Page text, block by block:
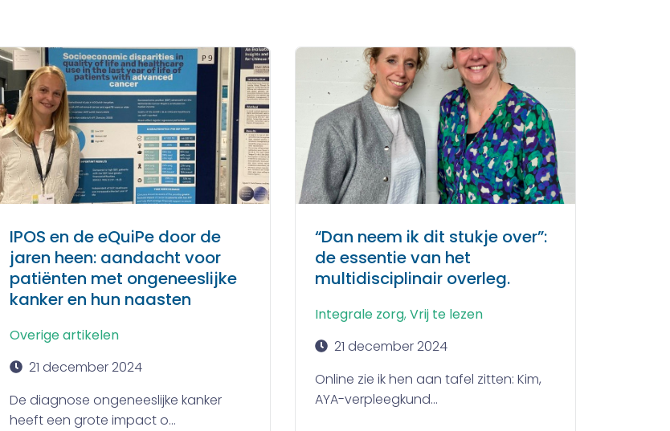
IPOS en de eQuiPe door de
jaren heen: aandacht voor
patiënten met ongeneeslijke
kanker en hun naasten
Overige artikelen
21 december 2024
De diagnose ongeneeslijke kanker
heeft een grote impact o...
“Dan neem ik dit stukje over”:
de essentie van het
multidisciplinair overleg.
Integrale zorg, Vrij te lezen
21 december 2024
Online zie ik hen aan tafel zitten: Kim,
AYA-verpleegkund...